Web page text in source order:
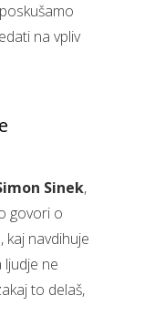
na vpliv
Sinek,
govori o
kaj navdihuje
ljudje ne
to delaš,